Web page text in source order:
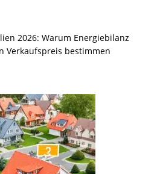
2026: Warum Energiebilanz
Verkaufspreis bestimmen